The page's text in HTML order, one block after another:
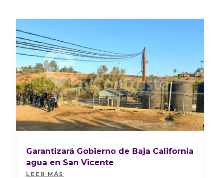
Garantizará Gobierno de Baja California
agua en San Vicente
LEER MÁS